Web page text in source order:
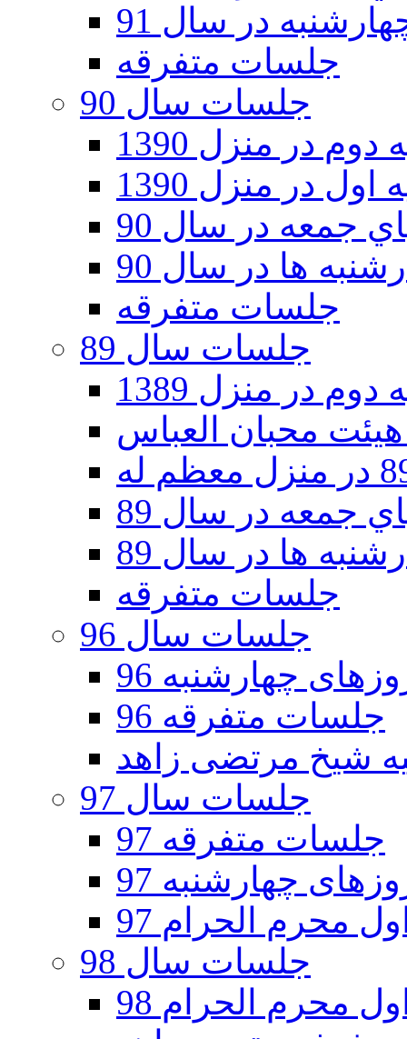
در سال 91
جلسات متفرقه
جلسات سال 90
در منزل 1390
در منزل 1390
جمعه در سال 90
ها در سال 90
جلسات متفرقه
جلسات سال 89
در منزل 1389
جمعه در سال 89
ها در سال 89
جلسات متفرقه
جلسات سال 96
چهارشنبه 96
جلسات متفرقه 96
جلسات سال 97
جلسات متفرقه 97
چهارشنبه 97
محرم الحرام 97
جلسات سال 98
محرم الحرام 98